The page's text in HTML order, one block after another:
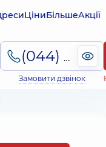
ЦіниБільшеАкції
(044) 495-2-888
Замовити дзвінок